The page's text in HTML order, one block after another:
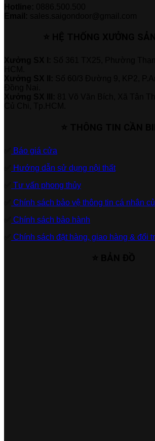
Báo giá cửa
Hướng dẫn sử dụng nội thất
Tư vấn phong thủy
Chính sách bảo vệ thông tin cá nhân
Chính sách bảo hành
Chính sách đặt hàng, giao hàng & đổi